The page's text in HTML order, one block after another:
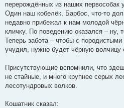
перерождённых из наших первособак
Один наш кобелёк, Барбос, что-то
недавно прибежал к нам молодой
кличку. По поведению оказался – ну,
Теперь забота – чтобы с
учудил, нужно будет чёрную
Присутствующие вспомнили, что
не стайные, и много крупнее серых
лесотундровых волков.
Кошатник сказал: